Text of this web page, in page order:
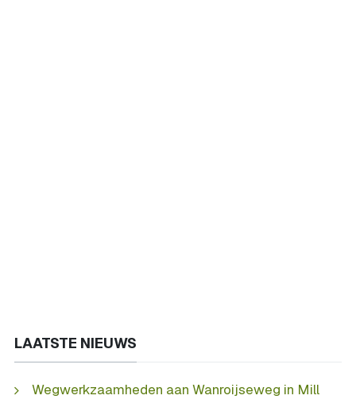
LAATSTE NIEUWS
Wegwerkzaamheden aan Wanroijseweg in Mill